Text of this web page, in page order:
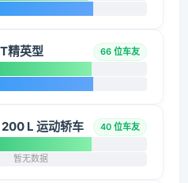
精英型 66 位车友
L 运动轿车 40 位车友
暂无数据